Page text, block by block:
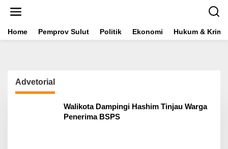
t
Home Pemprov Sulut Politik Ekonomi Hukum &
Advetorial
Walikota Dampingi Hashim Tinjau Warga
Penerima BSPS